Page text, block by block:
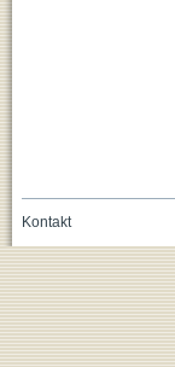
Kontakt